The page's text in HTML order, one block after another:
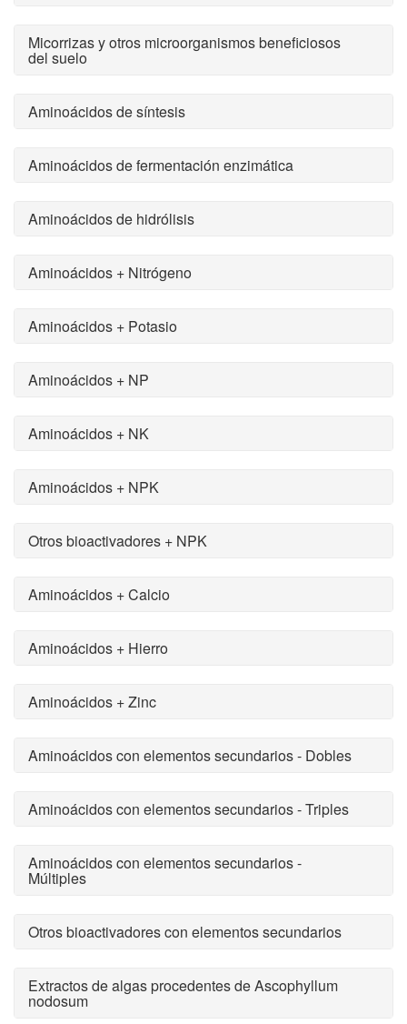
Micorrizas y otros microorganismos beneficiosos
del suelo
Aminoácidos de síntesis
Aminoácidos de fermentación enzimática
Aminoácidos de hidrólisis
Aminoácidos + Nitrógeno
Aminoácidos + Potasio
Aminoácidos + NP
Aminoácidos + NK
Aminoácidos + NPK
Otros bioactivadores + NPK
Aminoácidos + Calcio
Aminoácidos + Hierro
Aminoácidos + Zinc
Aminoácidos con elementos secundarios - Dobles
Aminoácidos con elementos secundarios - Triples
Aminoácidos con elementos secundarios -
Múltiples
Otros bioactivadores con elementos secundarios
Extractos de algas procedentes de Ascophyllum
nodosum